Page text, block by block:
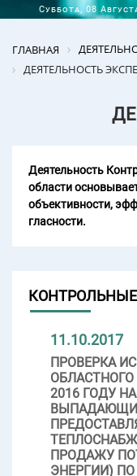
Суббота, 08
ГЛАВНАЯ
ДЕЯТЕЛЬНОСТЬ
Деятельность
области
объективности,
гласности.
11.10.2017
ПРОВЕРКА
2016 ГОДУ
ПРОДАЖУ
ЭНЕРГИИ)